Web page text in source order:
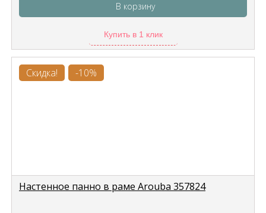
В корзину
Купить в 1 клик
Скидка! -10%
Настенное панно в раме Arouba 357824